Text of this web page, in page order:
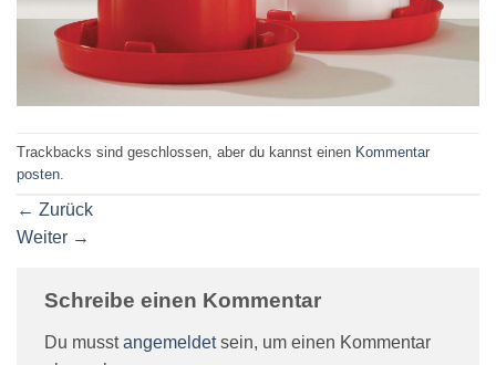
Trackbacks sind geschlossen, aber du kannst einen Kommentar
posten
← Zurück
Weiter →
Schreibe einen Kommentar
Du musstangemeldetsein, um einen Kommentar